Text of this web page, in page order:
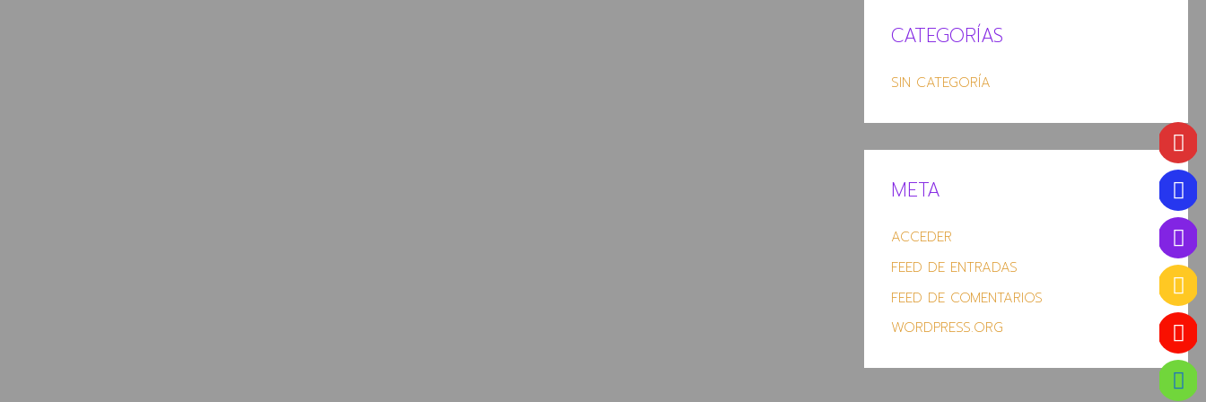
CATEGORÍAS
SIN CATEGORÍA
META
ACCEDER
FEED DE ENTRADAS
FEED DE COMENTARIOS
WORDPRESS.ORG